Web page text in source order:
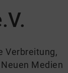
Verbreitung,
Medien